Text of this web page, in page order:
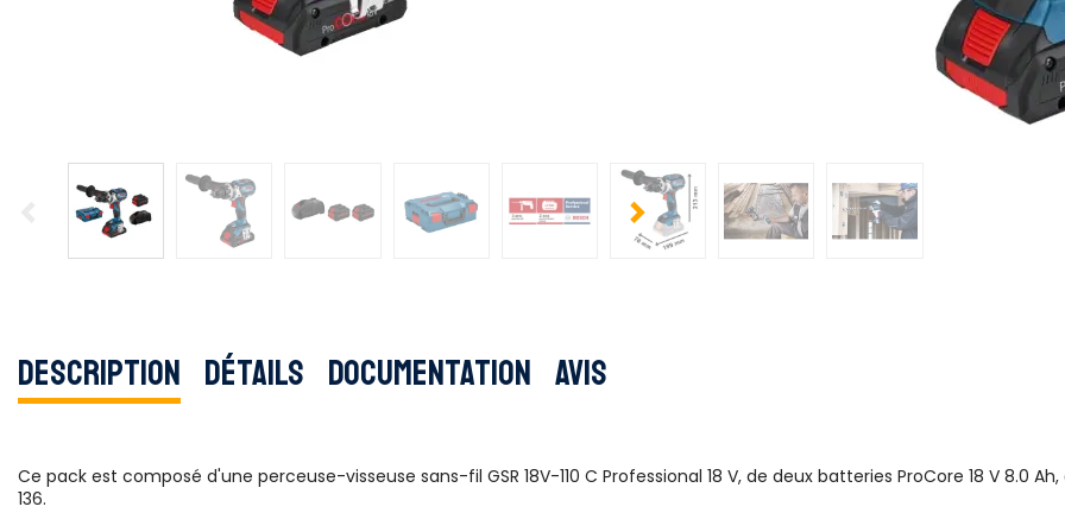
Description Détails Documentation Avis
Ce pack est composé d'une perceuse-visseuse sans-fil GSR 18V-110 C Professional 18 V, de deux batteries ProCore 18 V 8.0
136.